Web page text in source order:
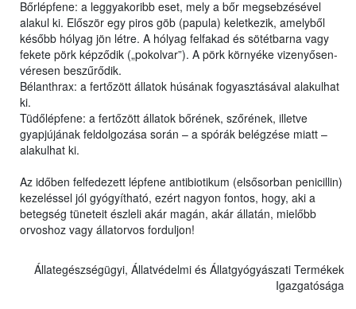
Bőrlépfene: a leggyakoribb eset, mely a bőr megsebzésével
alakul ki. Először egy piros göb (papula) keletkezik, amelyből
később hólyag jön létre. A hólyag felfakad és sötétbarna vagy
fekete pörk képződik („pokolvar”). A pörk környéke vizenyősen-
véresen beszűrődik.
Bélanthrax: a fertőzött állatok húsának fogyasztásával alakulhat
ki.
Tüdőlépfene: a fertőzött állatok bőrének, szőrének, illetve
gyapjújának feldolgozása során – a spórák belégzése miatt –
alakulhat ki.
Az időben felfedezett lépfene antibiotikum (elsősorban penicillin)
kezeléssel jól gyógyítható, ezért nagyon fontos, hogy, aki a
betegség tüneteit észleli akár magán, akár állatán, mielőbb
orvoshoz vagy állatorvos forduljon!
Állategészségügyi, Állatvédelmi és Állatgyógyászati Termékek
Igazgatósága